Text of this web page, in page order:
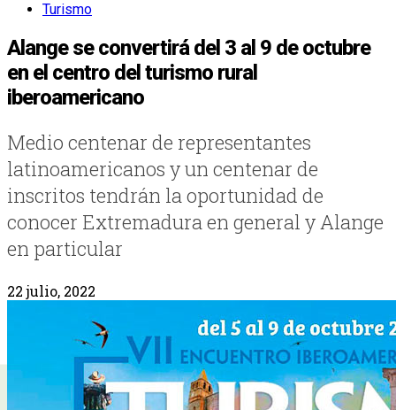
Turismo
Alange se convertirá del 3 al 9 de octubre
en el centro del turismo rural
iberoamericano
Medio centenar de representantes
latinoamericanos y un centenar de
inscritos tendrán la oportunidad de
conocer Extremadura en general y Alange
en particular
22 julio, 2022